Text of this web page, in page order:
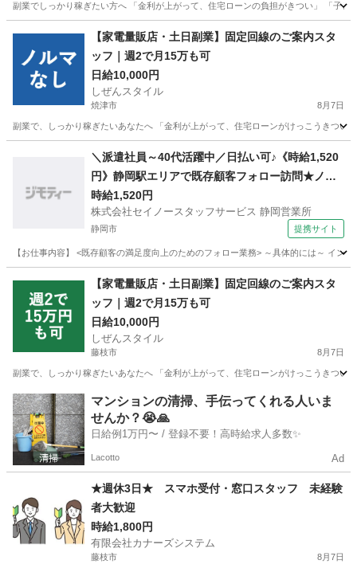
副業でしっかり稼ぎたい方へ 「金利が上がって、住宅ローンの負担がきつい」 「子
家電量販店 スタッフ
【家電量販店・土日副業】固定回線のご案内スタ
ッフ｜週2で月15万も可
日給10,000円
しぜんスタイル
焼津市 8月7日
副業で、しっかり稼ぎたいあなたへ 「金利が上がって、住宅ローンがけっこうきつ
家電量販店 ネット
＼派遣社員～40代活躍中／日払い可♪《時給1,520
円》静岡駅エリアで既存顧客フォロー訪問★ノル
マなし×週3日～OK
時給1,520円
株式会社セイノースタッフサービス 静岡営業所
静岡市 提携サイト
【お仕事内容】 <既存顧客の満足度向上のためのフォロー業務> ～具体的には～ イ
営業
【家電量販店・土日副業】固定回線のご案内スタ
ッフ｜週2で月15万も可
日給10,000円
しぜんスタイル
藤枝市 8月7日
副業で、しっかり稼ぎたいあなたへ 「金利が上がって、住宅ローンがけっこうきつ
静岡 藤枝市 家電量販店 ネット
マンションの清掃、手伝ってくれる人いま
せんか？😭🙏
日給例1万円〜 / 登録不要！高時給求人多数✨
Lacotto Ad
★週休3日★ スマホ受付・窓口スタッフ 未経験
者大歓迎
時給1,800円
有限会社カナーズシステム
藤枝市 8月7日